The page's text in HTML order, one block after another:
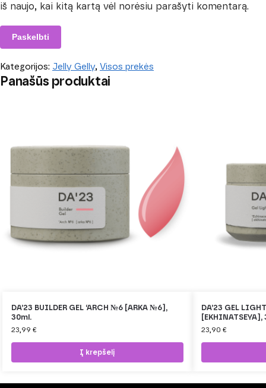
iš naujo, kai kitą kartą vėl norėsiu parašyti komentarą.
Kategorijos: Jelly Gelly, Visos prekės
Panašūs produktai
DA’23 BUILDER GEL ‘ARCH №6 [ARKA №6],
30ml.
23,99 €
Į krepšelį
DA’23 GEL
[EKHINATSEYA],
23,90 €